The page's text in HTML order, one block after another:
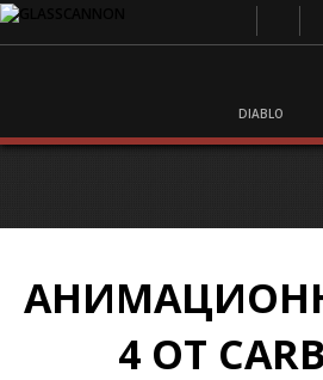
DIABLO
4 ОТ